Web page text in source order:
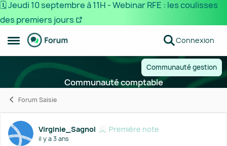
🗓️ Jeudi 10 septembre à 11H - Webinar RFE : les coulisses
des premiers jours
Ouvrir Menu Latéral
Passer au contenu Connexion
Communauté gestion
Communauté comptable
Forum Saisie
Forum Discussion
Virginie_Sagnol Première note
il y a 3 ans